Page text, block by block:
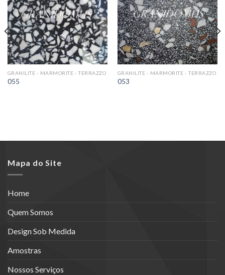
GRANILITE - MARMORITE - TERRAZZO
055
GRANILITE - MARMORITE - TERRAZZO
053
Mapa do Site
Home
Quem Somos
Design Sob Medida
Amostras
Nossos Serviços